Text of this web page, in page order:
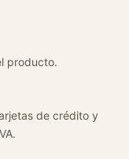
producto.
de crédito y